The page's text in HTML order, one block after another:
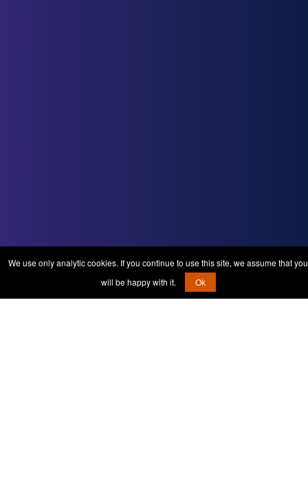
We use only analytic cookies. If you continue to use this site, we assume that you
will be happy with it.
Ok